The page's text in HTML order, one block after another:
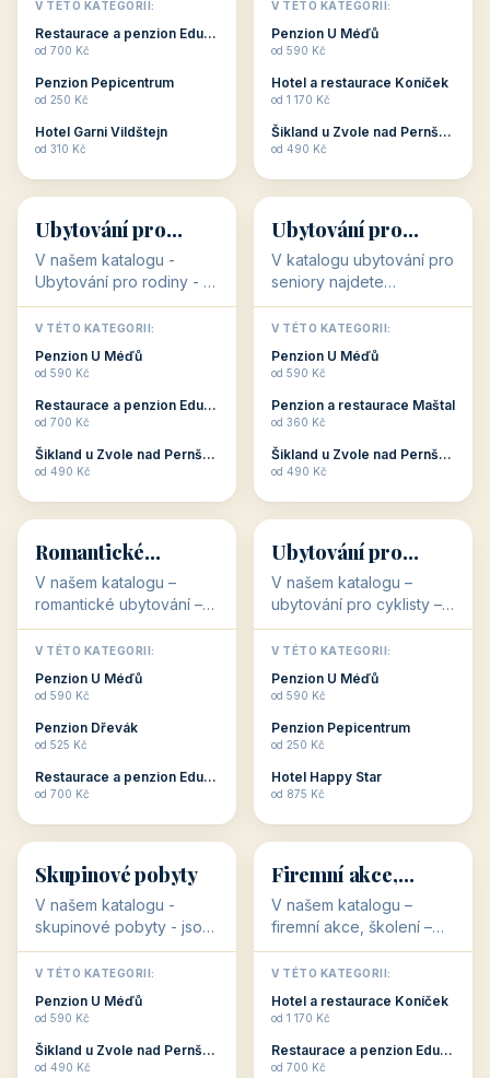
dovolenou přímo
souvisejí. Aktivní
odpočinek jso...
V TÉTO KATEGORII:
Restaurace a penzion Eduard
od 700 Kč
Penzion Pepicentrum
od 250 Kč
Hotel Garni Vildštejn
od 310 Kč
cenově dostupné
ubytování v ČR. Budete
c...
V TÉTO KATEGORII:
Penzion U Méďů
od 590 Kč
Hotel a restaurace Koníček
od 1 170 Kč
Šikland u Zvole nad Pernštejnem
od 490 Kč
👨‍👩‍👧‍👦
👨‍👩‍👧‍👦
34 objektů
Ubytování pro
rodiny
V našem katalogu -
Ubytování pro rodiny -
jsou pro Vás připraveny
objekty, které svojí
polohou či vybaveností,
nabízí klidné ubytování
V TÉTO KATEGORII:
Penzion U Méďů
od 590 Kč
Restaurace a penzion Eduard
od 700 Kč
Šikland u Zvole nad Pernštejnem
od 490 Kč
🧓
🧓
33 objektů
Ubytování pro
seniory
V katalogu ubytování pro
seniory najdete
penziony a hotely, které
jsou přizpůsobeny pro
ubytování klientů vyššího
věku. Některé z nich
V TÉTO KATEGORII:
Penzion U Méďů
od 590 Kč
Penzion a restaurace Maštal
od 360 Kč
Šikland u Zvole nad Pernštejnem
od 490 Kč
💕
💕
Romantické
ubytování
V našem katalogu –
romantické ubytování –
jsou pro Vás připraveny
objekty, které svojí
stavbou, polohou anebo
zaměřením nabízí
Romantické ...
V TÉTO KATEGORII:
Penzion U Méďů
od 590 Kč
Penzion Dřevák
od 525 Kč
Restaurace a penzion Eduard
od 700 Kč
🚴
🚴
32 objektů
Ubytování pro
cyklisty
V našem katalogu –
ubytování pro cyklisty –
jsou pro Vás připraveny
objekty, které jsou na
milovníky cykloturistiky
připraveny. Většinou mají
V TÉTO KATEGORII:
Penzion U Méďů
od 590 Kč
Penzion Pepicentrum
od 250 Kč
Hotel Happy Star
od 875 Kč
👥
👥
32 objektů
Skupinové pobyty
V našem katalogu -
skupinové pobyty - jsou
pro Vás připraveny
objekty, které nabízí
ubytování skupin v
penzionech, hotelích a
Budete překva...
V TÉTO KATEGORII:
Penzion U Méďů
od 590 Kč
Šikland u Zvole nad Pernštejnem
od 490 Kč
💼
💼
31 objektů
Firemní akce,
školení
V našem katalogu –
firemní akce, školení –
jsou pro Vás připraveny
objekty, které mají
zkušenosti pořádat i
menší firemní akce a
ob...
V TÉTO KATEGORII:
Hotel a restaurace Koníček
od 1 170 Kč
Restaurace a penzion Eduard
od 700 Kč